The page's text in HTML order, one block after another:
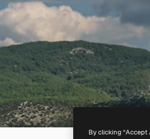
By clicking “Accept